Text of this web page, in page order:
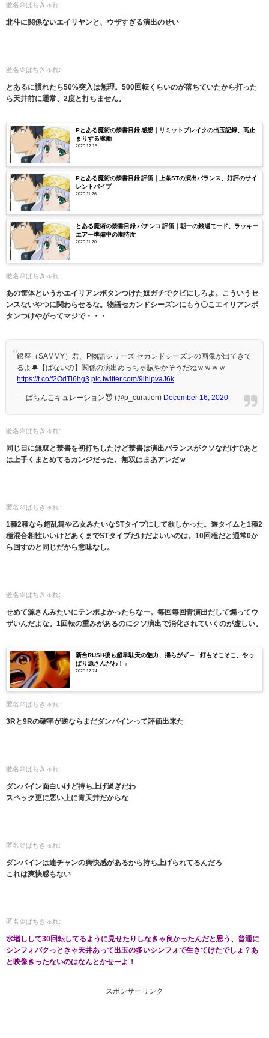
匿名＠ぱちきゅれ:
北斗に関係ないエイリヤンと、ウザすぎる演出のせい
匿名＠ぱちきゅれ:
とあるに慣れたら50%突入は無理。500回転くらいのが落ちていたから打った
ら天井前に通常、2度と打ちません。
Pとある魔術の禁書目録 感想｜リミットブレイクの出玉記録、高止
まりする稼働
2020.12.15
Pとある魔術の禁書目録 評価｜上条STの演出バランス、好評のサイ
レントバイブ
2020.11.26
とある魔術の禁書目録 パチンコ 評価｜朝一の銭湯モード、ラッキー
エアー準備中の期待度
2020.11.20
匿名＠ぱちきゅれ:
あの筐体というかエイリアンボタンつけた奴ガチでクビにしろよ。こういうセ
ンスないやつに関わらせるな。物語セカンドシーズンにもう〇こエイリアンボ
タンつけやがってマジで・・・
銀座（SAMMY）君、P物語シリーズ セカンドシーズンの画像が出てきて
るよ🔔【ぱないの】関係の演出めっちゃ賑やかそうだねｗｗｗｗ
https://t.co/f2OdTi6hg3 pic.twitter.com/9ihlpvaJ6k
— ぱちんこキュレーション😈 (@p_curation) December 16, 2020
匿名＠ぱちきゅれ:
同じ日に無双と禁書を初打ちしたけど禁書は演出バランスがクソなだけであと
は上手くまとめてるカンジだった、無双はまあアレだｗ
匿名＠ぱちきゅれ:
1種2種なら超乱舞や乙女みたいなSTタイプにして欲しかった。遊タイムと1種2
種混合相性いいけどあくまでSTタイプだけだよいいのは。10回程だと通常0か
ら回すのと同じだから意味なし。
匿名＠ぱちきゅれ:
せめて源さんみたいにテンポよかったらなー。毎回毎回青演出だして煽ってウ
ザいんだよな。1回転の重みがあるのにクソ演出で消化されていくのが虚しい。
新台RUSH後も超韋駄天の魅力、揺らがず ─「釘もそこそこ、やっ
ぱり源さんだわ！」
2020.12.24
匿名＠ぱちきゅれ:
3Rと9Rの確率が逆ならまだダンバインって評価出来た
匿名＠ぱちきゅれ:
ダンバイン面白いけど持ち上げ過ぎだわ
スペック更に悪い上に青天井だからな
匿名＠ぱちきゅれ:
ダンバインは連チャンの爽快感があるから持ち上げられてるんだろ
これは爽快感もない
匿名＠ぱちきゅれ:
水増しして30回転してるように見せたりしなきゃ良かったんだと思う、普通に
シンフォパクっときゃ天井あって出玉の多いシンフォで生きてけたでしょ？あ
と映像きったないのはなんとかせーよ！
スポンサーリンク